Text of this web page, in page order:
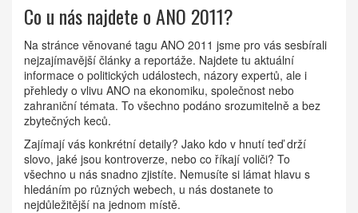
Co u nás najdete o ANO 2011?
Na stránce věnované tagu ANO 2011 jsme pro vás sesbírali
nejzajímavější články a reportáže. Najdete tu aktuální
informace o politických událostech, názory expertů, ale i
přehledy o vlivu ANO na ekonomiku, společnost nebo
zahraniční témata. To všechno podáno srozumitelně a bez
zbytečných keců.
Zajímají vás konkrétní detaily? Jako kdo v hnutí teď drží
slovo, jaké jsou kontroverze, nebo co říkají voliči? To
všechno u nás snadno zjistíte. Nemusíte si lámat hlavu s
hledáním po různých webech, u nás dostanete to
nejdůležitější na jednom místě.